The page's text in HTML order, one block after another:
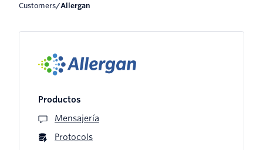
Customers/ Allergan
Productos
Mensajería
Protocols